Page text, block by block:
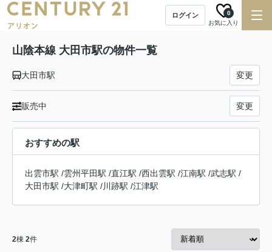
ログイン
お気に入り
0
山陰本線 大田市駅の物件一覧
大田市駅 変更
販売中 変更
おすすめの駅
出雲市駅 /雲州平田駅 /直江駅 /西出雲駅 /江南駅 /武志駅 /
大田市駅 /大津町駅 /川跡駅 /江津駅
2棟 2件